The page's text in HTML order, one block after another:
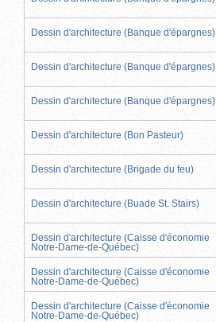
Dessin d'architecture (Banque d'épargnes)
Dessin d'architecture (Banque d'épargnes)
Dessin d'architecture (Banque d'épargnes)
Dessin d'architecture (Bon Pasteur)
Dessin d'architecture (Brigade du feu)
Dessin d'architecture (Buade St. Stairs)
Dessin d'architecture (Caisse d'économie
Notre-Dame-de-Québec)
Dessin d'architecture (Caisse d'économie
Notre-Dame-de-Québec)
Dessin d'architecture (Caisse d'économie
Notre-Dame-de-Québec)